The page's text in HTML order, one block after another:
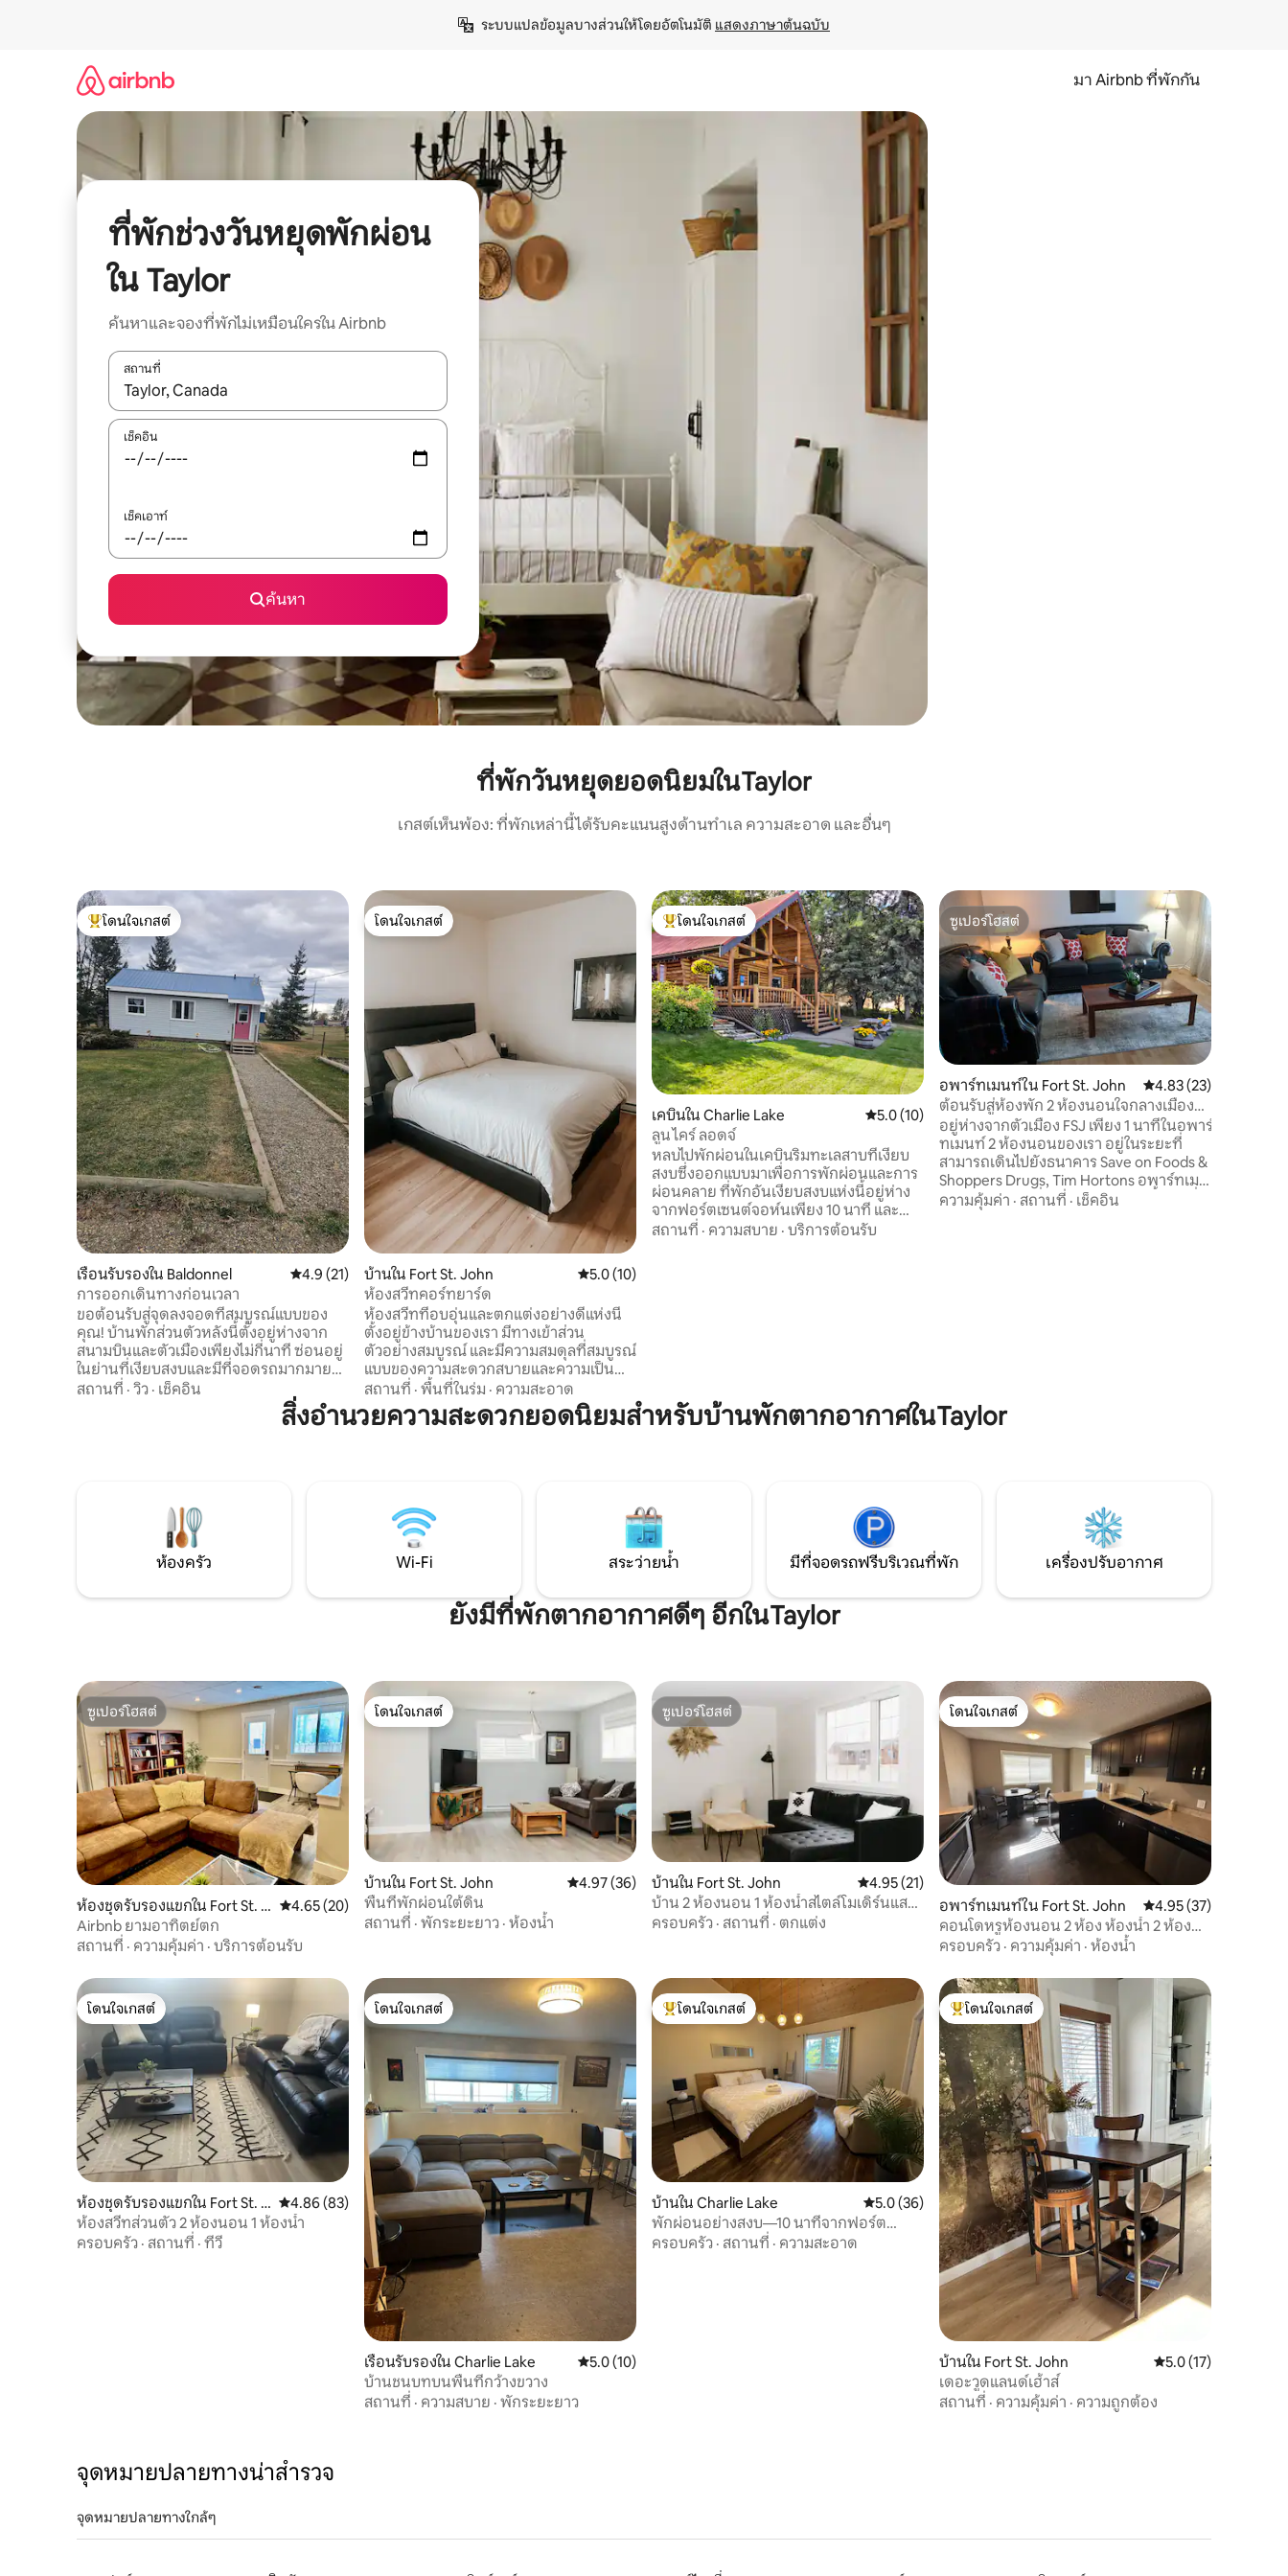
ระบบแปลข้อมูลบางส่วนให้โดยอัตโนมัติ แสดงภาษาต้นฉบับ
มา Airbnb ที่พักกัน
ที่พักช่วงวันหยุดพักผ่อน
ใน Taylor
ค้นหาและจองที่พักไม่เหมือนใครใน Airbnb
สถานที่
ใช้ลูกศรขึ้นลง หรือใช้การสัมผัสหรือปัด เพื่อสำรวจผลการค้นหา
เช็คอิน
เช็คเอาท์
ค้นหา
ที่พักวันหยุดยอดนิยมในTaylor
เกสต์เห็นพ้อง: ที่พักเหล่านี้ได้รับคะแนนสูงด้านทำเล ความสะอาด และอื่นๆ
โดนใจเกสต์ที่สุด
โดนใจเกสต์
เรือนรับรองใน Baldonnel คะแนนเฉลี่ย 4.9 จาก 5, 21 รีวิว
4.9 (21)
การออกเดินทางก่อนเวลา
ขอต้อนรับสู่จุดลงจอดที่สมบูรณ์แบบของ
คุณ! บ้านพักส่วนตัวหลังนี้ตั้งอยู่ห่างจาก
สนามบินและตัวเมืองเพียงไม่กี่นาที ซ่อนอยู่
ในย่านที่เงียบสงบและมีที่จอดรถมากมาย
ยูนิตแยกต่างหากมอบความเป็นส่วนตัวและ
ความสะดวกสบาย มีเตาแม่เหล็กไฟฟ้า
เครื่องทอดไร้น้ำมัน ตู้เย็นขนาดใหญ่
หรือการเดินทางเพื่อทำงาน เหมาะสำหรับ
การเข้าพักระยะสั้นหรือการเข้าพักระยะยาว
พร้อมเช็คอินด้วยตนเองได้ง่าย
สถานที่ · วิว · เช็คอิน
โดนใจเกสต์
โดนใจเกสต์
บ้านใน Fort St. John คะแนนเฉลี่ย 5.0 จาก 5, 10 รีวิว
5.0 (10)
ห้องสวีทคอร์ทยาร์ด
ห้องสวีทที่อบอุ่นและตกแต่งอย่างดีแห่งนี้
ตั้งอยู่ข้างบ้านของเรา มีทางเข้าส่วน
ตัวอย่างสมบูรณ์ และมีความสมดุลที่สมบูรณ์
แบบของความสะดวกสบายและความเป็น
ส่วนตัว เพลิดเพลินกับห้องครัวเต็มรูปแบบ
ห้องน้ำเต็มรูปแบบ ห้องซักรีดในห้องพัก ทีวี
และเตียงนอนสบายที่ออกแบบมาเพื่อการ
จากวันที่ยาวนานหรือมีสมาธิและทำงานให้
เสร็จ [ทางเข้ารถและทางเข้าบ้านแยกต่าง
สถานที่ · พื้นที่ในร่ม · ความสะอาด
โดนใจเกสต์ที่สุด
โดนใจเกสต์
เคบินใน Charlie Lake คะแนนเฉลี่ย 5.0 จาก 5, 10 รีวิว
5.0 (10)
ลูน ไคร์ ลอดจ์
หลบไปพักผ่อนในเคบินริมทะเลสาบที่เงียบ
สงบซึ่งออกแบบมาเพื่อการพักผ่อนและการ
ผ่อนคลาย ที่พักอันเงียบสงบแห่งนี้อยู่ห่าง
จากฟอร์ตเซนต์จอห์นเพียง 10 นาที และ
เดินไปเลคพอยต์กอล์ฟแอนด์คันทรีคลับได้
สถานที่ · ความสบาย · บริการต้อนรับ
ซูเปอร์โฮสต์
ซูเปอร์โฮสต์
อพาร์ทเมนท์ใน Fort St. John คะแนนเฉลี่ย 4.83 จาก
4.83 (23)
ต้อนรับสู่ห้องพัก 2 ห้องนอนใจกลางเมืองฟ
อร์ตเซนต์จอห์น
อยู่ห่างจากตัวเมือง FSJ เพียง 1 นาทีในอพาร์
ทเมนท์ 2 ห้องนอนของเรา อยู่ในระยะที่
สามารถเดินไปยังธนาคาร Save on Foods &
Shoppers Drugs, Tim Hortons อพาร์ทเม
นท์ 2 ห้องนอนที่สะดวกสบายแห่งนี้มีทุกสิ่ง
ที่คุณต้องการสำหรับการเข้าพักที่ Fort St.
ความคุ้มค่า · สถานที่ · เช็คอิน
สิ่งอำนวยความสะดวกยอดนิยมสำหรับบ้านพักตากอากาศในTaylor
ห้องครัว Wi-Fi สระว่ายน้ำ มีที่จอดรถฟรีบริเวณที่พัก เครื่องปรับอากาศ
ยังมีที่พักตากอากาศดีๆ อีกในTaylor
ซูเปอร์โฮสต์
ซูเปอร์โฮสต์
ห้องชุดรับรองแขกใน Fort St. J
ohn
คะแนนเฉลี่ย 4.65 จาก 5, 20 รีวิว
4.65 (20)
Airbnb ยามอาทิตย์ตก
สถานที่ · ความคุ้มค่า · บริการต้อนรับ
โดนใจเกสต์
โดนใจเกสต์
บ้านใน Fort St. John คะแนนเฉลี่ย 4.97 จาก 5, 36 รีวิว
4.97 (36)
พื้นที่พักผ่อนใต้ดิน
สถานที่ · พักระยะยาว · ห้องน้ำ
ซูเปอร์โฮสต์
ซูเปอร์โฮสต์
บ้านใน Fort St. John คะแนนเฉลี่ย 4.95 จาก 5, 21 รีวิว
4.95 (21)
บ้าน 2 ห้องนอน 1 ห้องน้ำสไตล์โมเดิร์นแสน
อบอุ่น
ครอบครัว · สถานที่ · ตกแต่ง
โดนใจเกสต์
โดนใจเกสต์
อพาร์ทเมนท์ใน Fort St. John คะแนนเฉลี่ย 4.95 จาก
4.95 (37)
คอนโดหรูห้องนอน 2 ห้อง ห้องน้ำ 2 ห้อง
ห้องครัวขนาดใหญ่ ฟอร์ตเซนต์จอห์น
ครอบครัว · ความคุ้มค่า · ห้องน้ำ
โดนใจเกสต์
โดนใจเกสต์
ห้องชุดรับรองแขกใน Fort St. J
ohn
คะแนนเฉลี่ย 4.86 จาก 5, 83 รีวิว
4.86 (83)
ห้องสวีทส่วนตัว 2 ห้องนอน 1 ห้องน้ำ
ครอบครัว · สถานที่ · ทีวี
โดนใจเกสต์
โดนใจเกสต์
เรือนรับรองใน Charlie Lake คะแนนเฉลี่ย 5.0 จาก 5, 10 รีวิว
5.0 (10)
บ้านชนบทบนพื้นที่กว้างขวาง
สถานที่ · ความสบาย · พักระยะยาว
โดนใจเกสต์ที่สุด
โดนใจเกสต์
บ้านใน Charlie Lake คะแนนเฉลี่ย 5.0 จาก 5, 36 รีวิว
5.0 (36)
พักผ่อนอย่างสงบ—10 นาทีจากฟอร์ต
เซนต์จอห์น!
ครอบครัว · สถานที่ · ความสะอาด
โดนใจเกสต์ที่สุด
โดนใจเกสต์
บ้านใน Fort St. John คะแนนเฉลี่ย 5.0 จาก
5.0 (17)
เดอะวูดแลนด์เฮ้าส์
สถานที่ · ความคุ้มค่า · ความถูกต้อง
จุดหมายปลายทางน่าสำรวจ
จุดหมายปลายทางใกล้ๆ